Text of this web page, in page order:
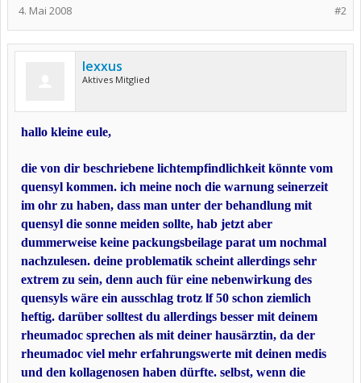
#2
4. Mai 2008
lexxus
Aktives Mitglied
hallo kleine eule,
die von dir beschriebene lichtempfindlichkeit könnte vom
quensyl kommen. ich meine noch die warnung seinerzeit
im ohr zu haben, dass man unter der behandlung mit
quensyl die sonne meiden sollte, hab jetzt aber
dummerweise keine packungsbeilage parat um nochmal
nachzulesen. deine problematik scheint allerdings sehr
extrem zu sein, denn auch für eine nebenwirkung des
quensyls wäre ein ausschlag trotz lf 50 schon ziemlich
heftig. darüber solltest du allerdings besser mit deinem
rheumadoc sprechen als mit deiner hausärztin, da der
rheumadoc viel mehr erfahrungswerte mit deinen medis
und den kollagenosen haben dürfte. selbst, wenn die